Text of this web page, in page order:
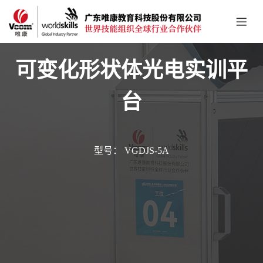
可变化形状体光电实训平
台
型号： VGDJS-5A